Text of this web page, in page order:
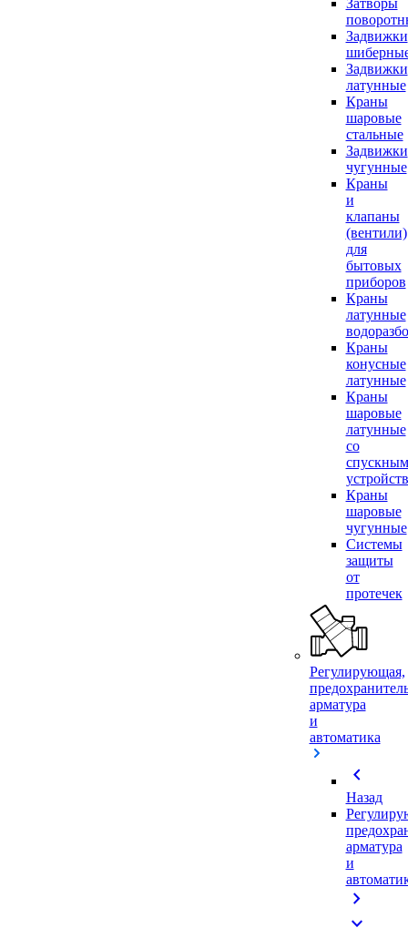
Затворы
Задвижки
Задвижки
латунные
Краны
шаровые
стальные
Задвижки
чугунные
Краны
и
клапаны
(вентили)
для
бытовых
приборов
Краны
латунные
Краны
конусные
латунные
Краны
шаровые
латунные
со
спускным
Краны
шаровые
чугунные
Системы
защиты
от
протечек
Регулирующая,
арматура
и
автоматика
chevron_left
Назад
арматура
и
chevron_right
expand_more